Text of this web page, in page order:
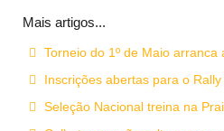
Mais artigos...
Torneio do 1º de Maio arranca
Inscrições abertas para o
Seleção Nacional treina na